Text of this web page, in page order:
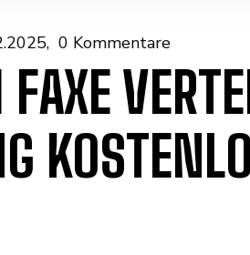
0 Kommentare